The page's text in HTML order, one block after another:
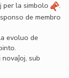
per la simbolo
.
de membro
evoluo de
sub